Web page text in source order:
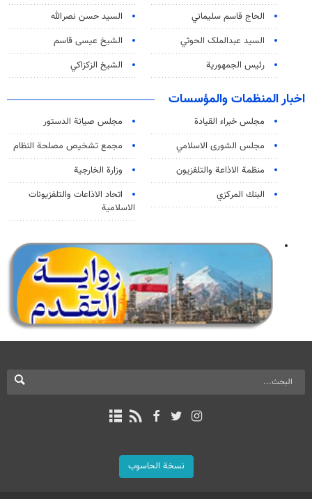
الحاج قاسم سليماني
السيد حسن نصرالله
السید عبدالملک الحوثي
الشيخ عيسى قاسم
رئيس الجمهورية
الشيخ الزكزاكي
اخبار المنظمات والمؤسسات
مجلس خبراء القيادة
مجلس صيانة الدستور
مجلس الشورى الاسلامي
مجمع تشخيص مصلحة النظام
منظمة الاذاعة والتلفزیون
وزارة الخارجية
البنك المركزي
اتحاد الاذاعات والتلفزيونات
الاسلامية
نسخة الحاسوب